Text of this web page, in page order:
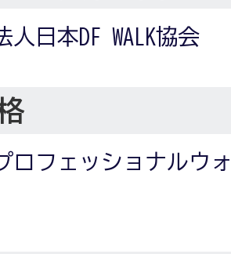
人日本DF WALK協会
プロフェッショナルウ